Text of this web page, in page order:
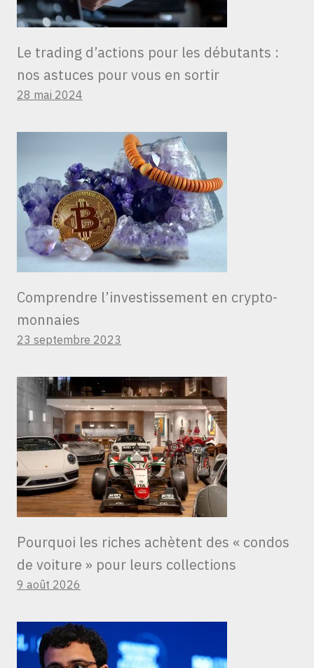
Le trading d’actions pour les débutants :
nos astuces pour vous en sortir
28 mai 2024
Comprendre l’investissement en crypto-
monnaies
23 septembre 2023
Pourquoi les riches achètent des « condos
de voiture » ​​pour leurs collections
9 août 2026